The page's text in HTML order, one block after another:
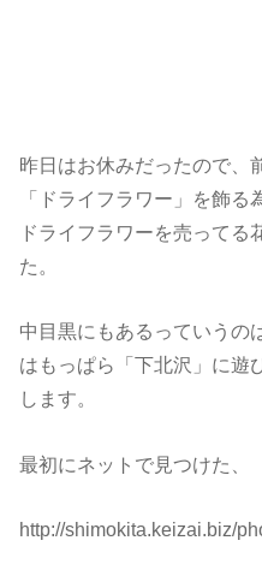
昨日はお休みだったので、
「ドライフラワー」を飾る
ドライフラワーを売ってる
た。
中目黒にもあるっていうの
はもっぱら「下北沢」に遊
します。
最初にネットで見つけた、
http://shimokita.keizai.biz/